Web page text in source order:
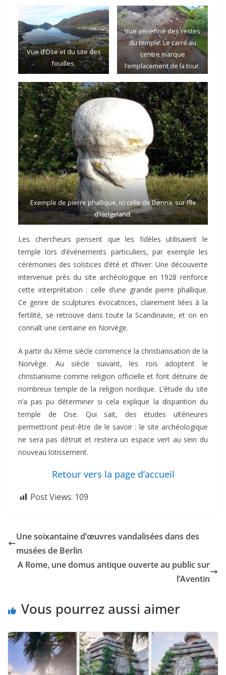
Vue d’Ose et du site des
fouilles.
Vue aérienne des restes
du temple. Le carré au
centre marque
l’emplacement de la tour.
Exemple de pierre phallique, ici celle de Dønna, sur l’île
d’Helgeland.
Les chercheurs pensent que les fidèles utilisaient le
temple lors d’événements particuliers, par exemple les
cérémonies des solstices d’été et d’hiver. Une découverte
intervenue près du site archéologique en 1928 renforce
cette interprétation : celle d’une grande pierre phallique.
Ce genre de sculptures évocatrices, clairement liées à la
fertilité, se retrouve dans toute la Scandinavie, et on en
connaît une centaine en Norvège.
A partir du Xème siècle commence la christianisation de la
Norvège. Au siècle suivant, les rois adoptent le
christianisme comme religion officielle et font détruire de
nombreux temple de la religion nordique. L’étude du site
n’a pas pu déterminer si cela explique la disparition du
temple de Ose. Qui sait, des études ultérieures
permettront peut-être de le savoir : le site archéologique
ne sera pas détruit et restera un espace vert au sein du
nouveau lotissement.
Retour vers la page d’accueil
Post Views: 109
Une soixantaine d’œuvres vandalisées dans des
musées de Berlin
A Rome, une domus antique ouverte au public sur
l’Aventin
Vous pourrez aussi aimer